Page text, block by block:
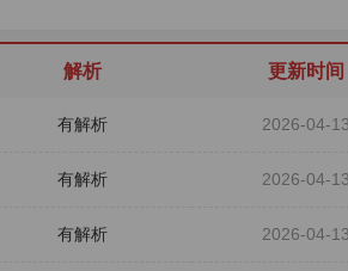
解析 更新时间
有解析 2026-04-13
有解析 2026-04-13
有解析 2026-04-13